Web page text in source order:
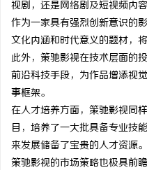
视剧，还是网络剧及短视频内
作为一家具有强烈创新意识的
文化内涵和时代意义的题材，
此外，策驰影视在技术层面的
前沿科技手段，为作品增添视
事框架。
在人才培养方面，策驰影视同
目，培养了一大批具备专业技
来发展储备了宝贵的人才资源。
策驰影视的市场策略也极具前